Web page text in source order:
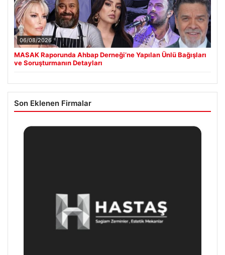
06/08/2026
MASAK Raporunda Ahbap Derneği’ne Yapılan Ünlü Bağışları
ve Soruşturmanın Detayları
Son Eklenen Firmalar